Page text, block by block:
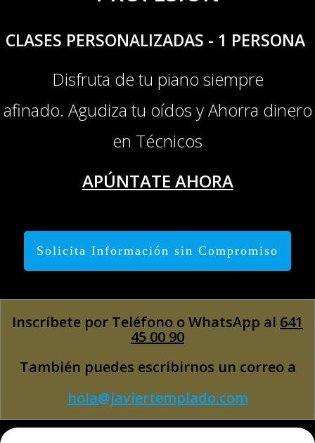
CLASES PERSONALIZADAS - 1 PERSONA
Disfruta de tu piano siempre
afinado. Agudiza tu oídos y Ahorra dinero
en Técnicos
APÚNTATE AHORA
Solicita Información sin Compromiso
Inscríbete por Teléfono o WhatsApp al 641
45 00 90
También puedes escribirnos un correo a
hola@javiertemplado.com